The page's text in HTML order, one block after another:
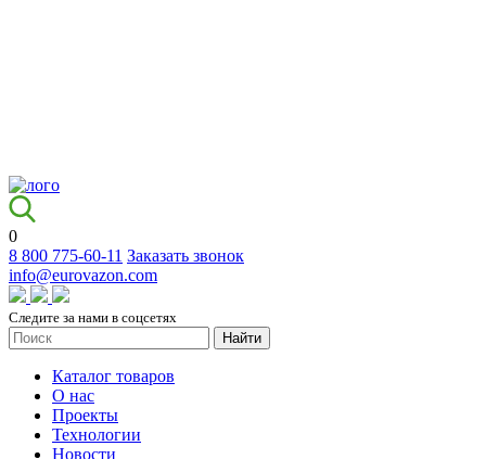
0
8 800 775-60-11 Заказать звонок
info@eurovazon.com
Следите за нами в соцсетях
Найти
Каталог товаров
О нас
Проекты
Технологии
Новости